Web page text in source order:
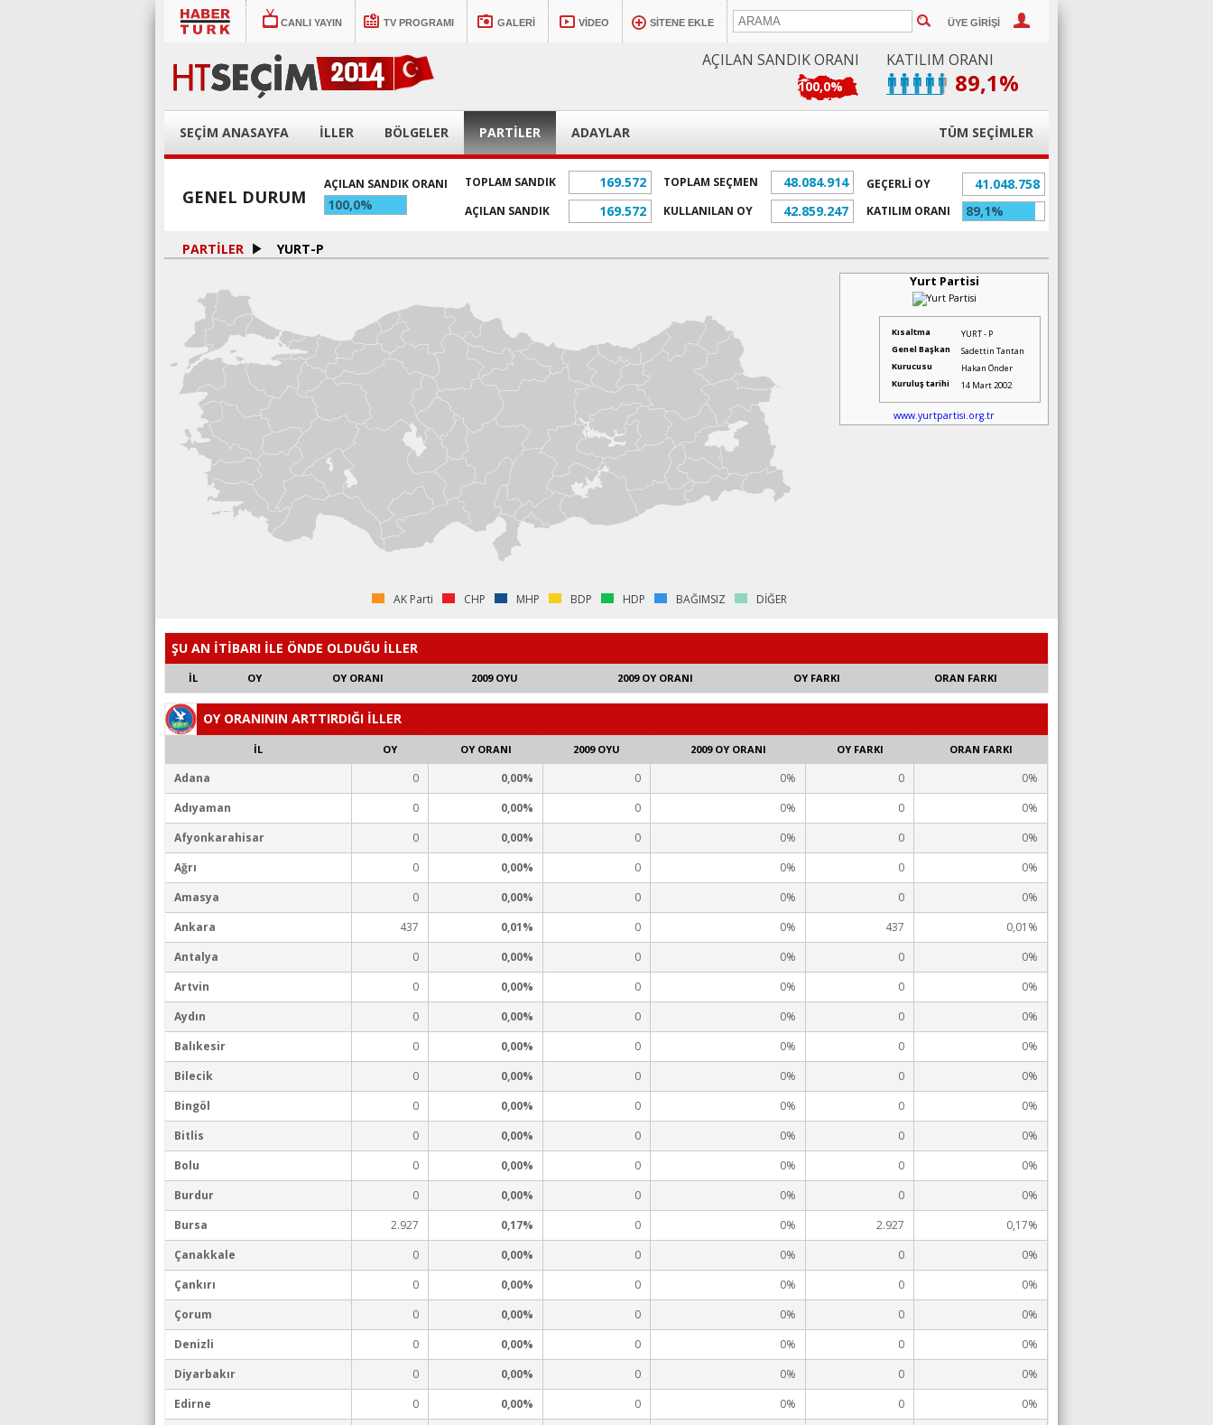
CANLI YAYIN TV PROGRAMI GALERİ VİDEO SİTENE EKLE ÜYE GİRİŞİ
AÇILAN SANDIK ORANI
100,0%
KATILIM ORANI
89,1%
SEÇİM ANASAYFA İLLER BÖLGELER PARTİLER ADAYLAR TÜM SEÇİMLER
GENEL DURUM
AÇILAN SANDIK ORANI
100,0%
TOPLAM SANDIK 169.572
AÇILAN SANDIK 169.572
TOPLAM SEÇMEN 48.084.914
KULLANILAN OY 42.859.247
GEÇERLİ OY 41.048.758
KATILIM ORANI 89,1%
PARTİLER YURT-P
AK Parti CHP MHP BDP HDP BAĞIMSIZ DİĞER
Yurt Partisi
Kısaltma
YURT - P
Genel Başkan
Sadettin Tantan
Kurucusu
Hakan Önder
Kuruluş tarihi
14 Mart 2002
www.yurtpartisi.org.tr
ŞU AN İTİBARI İLE ÖNDE OLDUĞU İLLER
İL OY OY ORANI 2009 OYU 2009 OY ORANI OY FARKI ORAN FARKI
OY ORANININ ARTTIRDIĞI İLLER
İL OY OY ORANI 2009 OYU 2009 OY ORANI OY FARKI ORAN FARKI
Adana 0 0,00% 0 0% 0
0%
Adıyaman
0 0,00% 0 0% 0
0%
Afyonkarahisar
0 0,00% 0 0% 0
0%
Ağrı
0 0,00% 0 0% 0
0%
Amasya
0 0,00% 0 0% 0
0%
Ankara
437 0,01% 0 0% 437
0,01%
Antalya
0 0,00% 0 0% 0
0%
Artvin
0 0,00% 0 0% 0
0%
Aydın
0 0,00% 0 0% 0
0%
Balıkesir
0 0,00% 0 0% 0
0%
Bilecik
0 0,00% 0 0% 0
0%
Bingöl
0 0,00% 0 0% 0
0%
Bitlis
0 0,00% 0 0% 0
0%
Bolu
0 0,00% 0 0% 0
0%
Burdur
0 0,00% 0 0% 0
0%
Bursa
2.927 0,17% 0 0% 2.927
0,17%
Çanakkale
0 0,00% 0 0% 0
0%
Çankırı
0 0,00% 0 0% 0
0%
Çorum
0 0,00% 0 0% 0
0%
Denizli
0 0,00% 0 0% 0
0%
Diyarbakır
0 0,00% 0 0% 0
0%
Edirne
0 0,00% 0 0% 0
0%